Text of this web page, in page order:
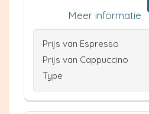
Meer informatie
Prijs van Espresso
Prijs van Cappuccino
Type